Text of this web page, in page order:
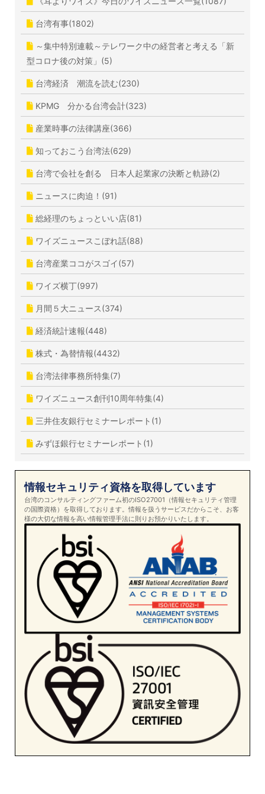
台湾有事(1802)
～集中特別連載～テレワーク中の経営者と考える「新
型コロナ後の対策」(5)
台湾経済 潮流を読む(230)
KPMG 分かる台湾会計(323)
産業時事の法律講座(366)
知っておこう台湾法(629)
台湾で会社を創る 日本人起業家の決断と軌跡(2)
ニュースに肉迫！(91)
総経理のちょっといい店(81)
ワイズニュースこぼれ話(88)
台湾産業ココがスゴイ(57)
ワイズ横丁(997)
月間５大ニュース(374)
経済統計速報(448)
株式・為替情報(4432)
台湾法律事務所特集(7)
ワイズニュース創刊10周年特集(4)
三井住友銀行セミナーレポート(1)
みずほ銀行セミナーレポート(1)
情報セキュリティ資格を取得しています
台湾のコンサルティングファーム初のISO27001（情報セキュリティ管理
の国際資格）を取得しております。情報を扱うサービスだからこそ、お客
様の大切な情報を高い情報管理手法に則りお預かりいたします。